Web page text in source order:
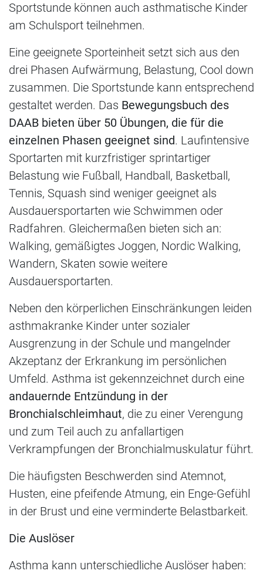
Sportstunde können auch asthmatische Kinder
am Schulsport teilnehmen.
Eine geeignete Sporteinheit setzt sich aus den
drei Phasen Aufwärmung, Belastung, Cool down
zusammen. Die Sportstunde kann entsprechend
gestaltet werden. Das Bewegungsbuch des
DAAB bieten über 50 Übungen, die für die
einzelnen Phasen geeignet sind. Laufintensive
Sportarten mit kurzfristiger sprintartiger
Belastung wie Fußball, Handball, Basketball,
Tennis, Squash sind weniger geeignet als
Ausdauersportarten wie Schwimmen oder
Radfahren. Gleichermaßen bieten sich an:
Walking, gemäßigtes Joggen, Nordic Walking,
Wandern, Skaten sowie weitere
Ausdauersportarten.
Neben den körperlichen Einschränkungen leiden
asthmakranke Kinder unter sozialer
Ausgrenzung in der Schule und mangelnder
Akzeptanz der Erkrankung im persönlichen
Umfeld. Asthma ist gekennzeichnet durch eine
andauernde Entzündung in der
Bronchialschleimhaut, die zu einer Verengung
und zum Teil auch zu anfallartigen
Verkrampfungen der Bronchialmuskulatur führt.
Die häufigsten Beschwerden sind Atemnot,
Husten, eine pfeifende Atmung, ein Enge-Gefühl
in der Brust und eine verminderte Belastbarkeit.
Die Auslöser
Asthma kann unterschiedliche Auslöser haben: